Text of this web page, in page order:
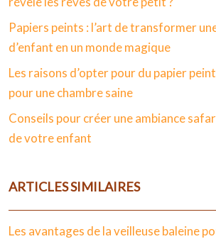
Papiers peints : l’art de transformer
d’enfant en un monde magique
Les raisons d’opter pour du papier
pour une chambre saine
Conseils pour créer une ambiance
de votre enfant
ARTICLES SIMILAIRES
Les avantages de la veilleuse baleine